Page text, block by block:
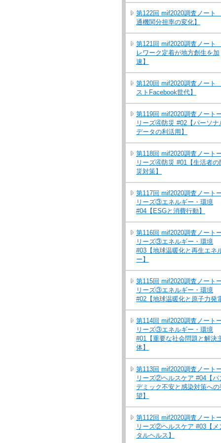
第122回 mif2020調査ノート
通機関分担率の変化】
第121回 mif2020調査ノート
レワーク定着が地方創生を加
速】
第120回 mif2020調査ノート
ストFacebook世代】
第119回 mif2020調査ノート
リーズ④防災 #02【パーソナ
データの利活用】
第118回 mif2020調査ノート
リーズ④防災 #01【生活者の
災対策】
第117回 mif2020調査ノート
リーズ③エネルギー・環境
#04【ESGと消費行動】
第116回 mif2020調査ノート
リーズ③エネルギー・環境
#03【地球温暖化と再生エネ
ー】
第115回 mif2020調査ノート
リーズ③エネルギー・環境
#02【地球温暖化と原子力発
第114回 mif2020調査ノート
リーズ③エネルギー・環境
#01【重要な社会問題と解決
体】
第113回 mif2020調査ノート
リーズ②ヘルスケア #04【パ
デミック不安と感染対策への
望】
第112回 mif2020調査ノート
リーズ②ヘルスケア #03【メ
タルヘルス】